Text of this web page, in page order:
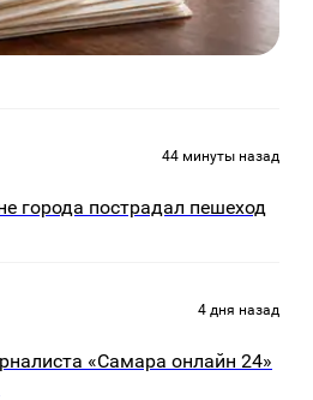
44 минуты назад
города пострадал пешеход
4 дня назад
«Самара онлайн 24»